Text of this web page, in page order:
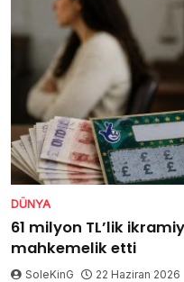
DÜNYA
61 milyon TL’lik
mahkemelik etti
SoleKinG 22 Haziran 2026